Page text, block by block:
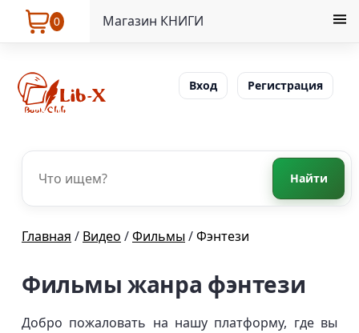
0 Магазин КНИГИ
Вход Регистрация
Найти
Главная / Видео /Фильмы/Фэнтези
Фильмы жанра фэнтези
Добро пожаловать на нашу платформу, где вы